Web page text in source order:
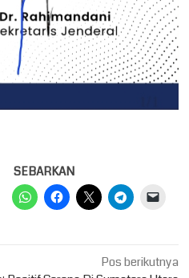
SEBARKAN
Pos berikutnya